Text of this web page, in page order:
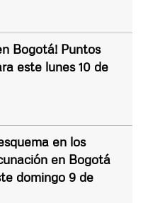
Bogotá! Puntos
este lunes 10 de
en los
en Bogotá
domingo 9 de